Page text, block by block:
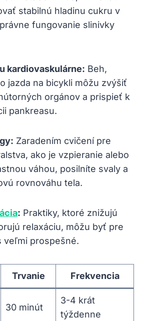
stabilnú hladinu cukru v
fungovanie ⁤slinivky
kardiovaskulárne: Beh,
jazda ⁣na​ bicykli môžu⁢ zvýšiť
orgánov ⁣a​ prispieť k
pankreasu.
Zaradením cvičení pre
ako je vzpieranie alebo
​váhou, posilníte svaly ⁢a
rovnováhu tela.
: Praktiky, ktoré znižujú
relaxáciu, môžu byť⁢ pre
⁢veľmi prospešné.
Trvanie Frekvencia
30 minút
3-4‌ krát
týždenne